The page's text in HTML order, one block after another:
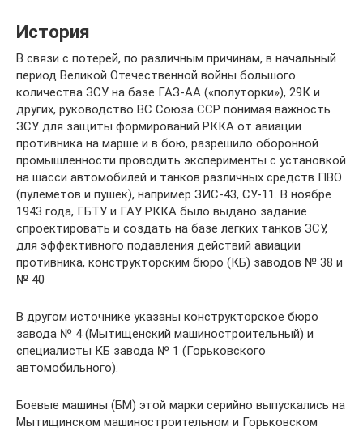
История
В связи с потерей, по различным причинам, в начальный
период Великой Отечественной войны большого
количества ЗСУ на базе ГАЗ-АА («полуторки»), 29К и
других, руководство ВС Союза ССР понимая важность
ЗСУ для защиты формирований РККА от авиации
противника на марше и в бою, разрешило оборонной
промышленности проводить эксперименты с установкой
на шасси автомобилей и танков различных средств ПВО
(пулемётов и пушек), например ЗИС-43, СУ-11. В ноябре
1943 года, ГБТУ и ГАУ РККА было выдано задание
спроектировать и создать на базе лёгких танков ЗСУ,
для эффективного подавления действий авиации
противника, конструкторским бюро (КБ) заводов № 38 и
№ 40
В другом источнике указаны конструкторское бюро
завода № 4 (Мытищенский машиностроительный) и
специалисты КБ завода № 1 (Горьковского
автомобильного).
Боевые машины (БМ) этой марки серийно выпускались на
Мытищинском машиностроительном и Горьковском